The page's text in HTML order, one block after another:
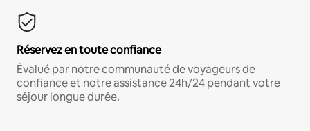
Réservez en toute confiance
Évalué par notre communauté de voyageurs de
confiance et notre assistance 24h/24 pendant votre
séjour longue durée.